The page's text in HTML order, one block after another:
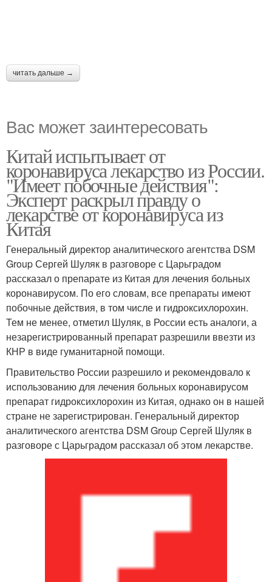
читать дальше →
Вас может заинтересовать
Китай испытывает от
коронавируса лекарство из России.
"Имеет побочные действия":
Эксперт раскрыл правду о
лекарстве от коронавируса из
Китая
Генеральный директор аналитического агентства DSM
Group Сергей Шуляк в разговоре с Царьградом
рассказал о препарате из Китая для лечения больных
коронавирусом. По его словам, все препараты имеют
побочные действия, в том числе и гидроксихлорохин.
Тем не менее, отметил Шуляк, в России есть аналоги, а
незарегистрированный препарат разрешили ввезти из
КНР в виде гуманитарной помощи.
Правительство России разрешило и рекомендовало к
использованию для лечения больных коронавирусом
препарат гидроксихлорохин из Китая, однако он в нашей
стране не зарегистрирован. Генеральный директор
аналитического агентства DSM Group Сергей Шуляк в
разговоре с Царьградом рассказал об этом лекарстве.